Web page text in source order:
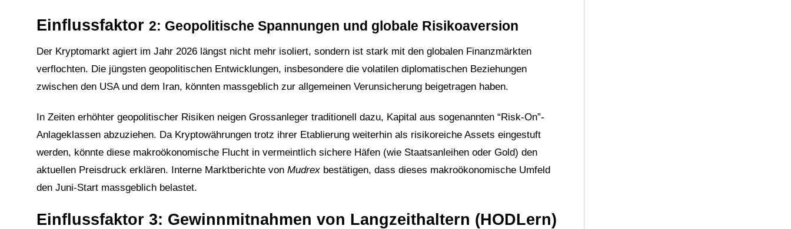
Einflussfaktor 2: Geopolitische Spannungen und globale Risikoaversion
Der Kryptomarkt agiert im Jahr 2026 längst nicht mehr isoliert, sondern ist stark mit den globalen Finanzmärkten
verflochten. Die jüngsten geopolitischen Entwicklungen, insbesondere die volatilen diplomatischen Beziehungen
zwischen den USA und dem Iran, könnten massgeblich zur allgemeinen Verunsicherung beigetragen haben.
In Zeiten erhöhter geopolitischer Risiken neigen Grossanleger traditionell dazu, Kapital aus sogenannten “Risk-On”-
Anlageklassen abzuziehen. Da Kryptowährungen trotz ihrer Etablierung weiterhin als risikoreiche Assets eingestuft
werden, könnte diese makroökonomische Flucht in vermeintlich sichere Häfen (wie Staatsanleihen oder Gold) den
aktuellen Preisdruck erklären. Interne Marktberichte von Mudrex bestätigen, dass dieses makroökonomische Umfeld
den Juni-Start massgeblich belastet.
Einflussfaktor 3: Gewinnmitnahmen von Langzeithaltern (HODLern)